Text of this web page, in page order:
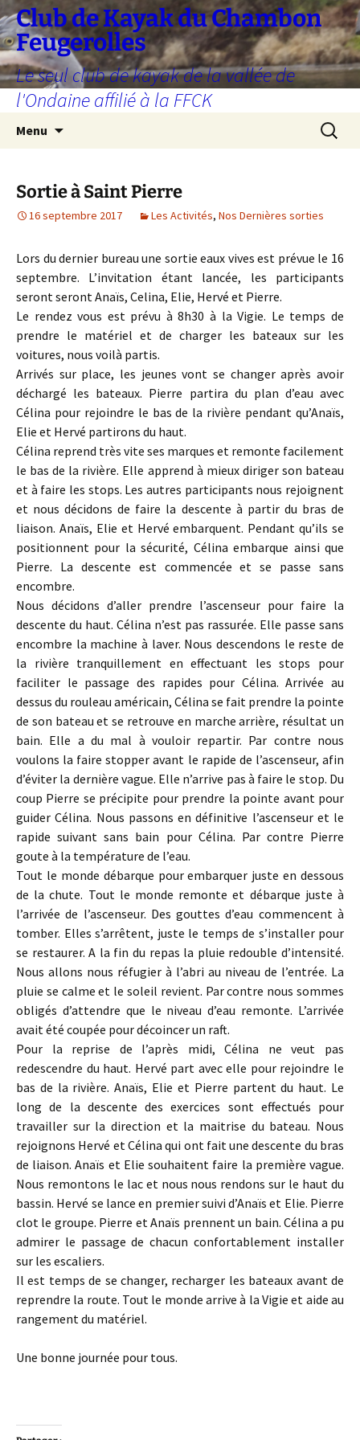
Aller
au
contenu
Club de Kayak du Chambon
Feugerolles
Le seul club de kayak de la vallée de
l'Ondaine affilié à la FFCK
Menu
Sortie à Saint Pierre
16 septembre 2017 Les Activités, Nos Dernières sorties
Lors du dernier bureau une sortie eaux vives est prévue le 16
septembre. L’invitation étant lancée, les participants
seront seront Anaïs, Celina, Elie, Hervé et Pierre.
Le rendez vous est prévu à 8h30 à la Vigie. Le temps de
prendre le matériel et de charger les bateaux sur les
voitures, nous voilà partis.
Arrivés sur place, les jeunes vont se changer après avoir
déchargé les bateaux. Pierre partira du plan d’eau avec
Célina pour rejoindre le bas de la rivière pendant qu’Anaïs,
Elie et Hervé partirons du haut.
Célina reprend très vite ses marques et remonte facilement
le bas de la rivière. Elle apprend à mieux diriger son bateau
et à faire les stops. Les autres participants nous rejoignent
et nous décidons de faire la descente à partir du bras de
liaison. Anaïs, Elie et Hervé embarquent. Pendant qu’ils se
positionnent pour la sécurité, Célina embarque ainsi que
Pierre. La descente est commencée et se passe sans
encombre.
Nous décidons d’aller prendre l’ascenseur pour faire la
descente du haut. Célina n’est pas rassurée. Elle passe sans
encombre la machine à laver. Nous descendons le reste de
la rivière tranquillement en effectuant les stops pour
faciliter le passage des rapides pour Célina. Arrivée au
dessus du rouleau américain, Célina se fait prendre la pointe
de son bateau et se retrouve en marche arrière, résultat un
bain. Elle a du mal à vouloir repartir. Par contre nous
voulons la faire stopper avant le rapide de l’ascenseur, afin
d’éviter la dernière vague. Elle n’arrive pas à faire le stop. Du
coup Pierre se précipite pour prendre la pointe avant pour
guider Célina. Nous passons en définitive l’ascenseur et le
rapide suivant sans bain pour Célina. Par contre Pierre
goute à la température de l’eau.
Tout le monde débarque pour embarquer juste en dessous
de la chute. Tout le monde remonte et débarque juste à
l’arrivée de l’ascenseur. Des gouttes d’eau commencent à
tomber. Elles s’arrêtent, juste le temps de s’installer pour
se restaurer. A la fin du repas la pluie redouble d’intensité.
Nous allons nous réfugier à l’abri au niveau de l’entrée. La
pluie se calme et le soleil revient. Par contre nous sommes
obligés d’attendre que le niveau d’eau remonte. L’arrivée
avait été coupée pour décoincer un raft.
Pour la reprise de l’après midi, Célina ne veut pas
redescendre du haut. Hervé part avec elle pour rejoindre le
bas de la rivière. Anaïs, Elie et Pierre partent du haut. Le
long de la descente des exercices sont effectués pour
travailler sur la direction et la maitrise du bateau. Nous
rejoignons Hervé et Célina qui ont fait une descente du bras
de liaison. Anaïs et Elie souhaitent faire la première vague.
Nous remontons le lac et nous nous rendons sur le haut du
bassin. Hervé se lance en premier suivi d’Anaïs et Elie. Pierre
clot le groupe. Pierre et Anaïs prennent un bain. Célina a pu
admirer le passage de chacun confortablement installer
sur les escaliers.
Il est temps de se changer, recharger les bateaux avant de
reprendre la route. Tout le monde arrive à la Vigie et aide au
rangement du matériel.
Une bonne journée pour tous.